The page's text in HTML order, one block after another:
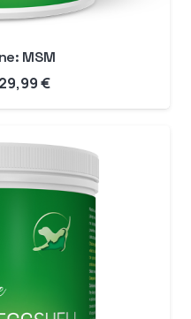
MSM
29,99€Hinnavahemik:
13,99 €
29,99 €